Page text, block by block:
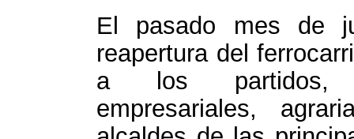
El pasado mes de
reapertura del
a los partidos,
empresariales,